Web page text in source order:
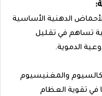
الدهنية الأساسية
الصحية تساهم في تقليل
الدموية.
والمغنيسيوم
في تقوية العظام